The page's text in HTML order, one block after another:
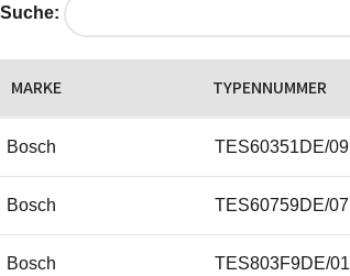
Siemens
Siemens
Siemens
Siemens
Siemens
Suche:
MARKE TYPENNUMMER
Bosch TES60351DE/09
Bosch TES60759DE/07
Bosch TES803F9DE/01